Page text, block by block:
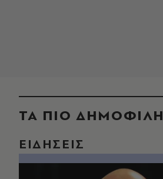
ΤΑ ΠΙΟ ΔΗΜΟΦΙΛΗ
ΕΙΔΗΣΕΙΣ